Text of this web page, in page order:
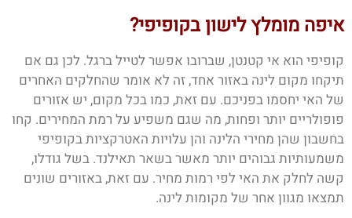
איפה מומלץ לישון בקופיפי?
קופיפי הוא אי קטנטן, שברובו אפשר לטייל ברגל. לכן גם אם
תיקחו מקום לינה באזור אחד, זה לא אומר שהחלקים האחרים
של האי יחסמו בפניכם. עם זאת, כמו בכל מקום, יש אזורים
פופולריים יותר ופחות, מה שגם משפיע על רמת המחירים. קחו
בחשבון שהן מחירי הלינה והן עלויות האטרקציות בקופיפי
משמעותיות גבוהים יותר מאשר בשאר תאילנד. בשל גודלו,
קשה לחלק את האי לפי רמות מחיר. עם זאת, באזורים שונים
תמצאו מגוון אחר של מקומות לינה.